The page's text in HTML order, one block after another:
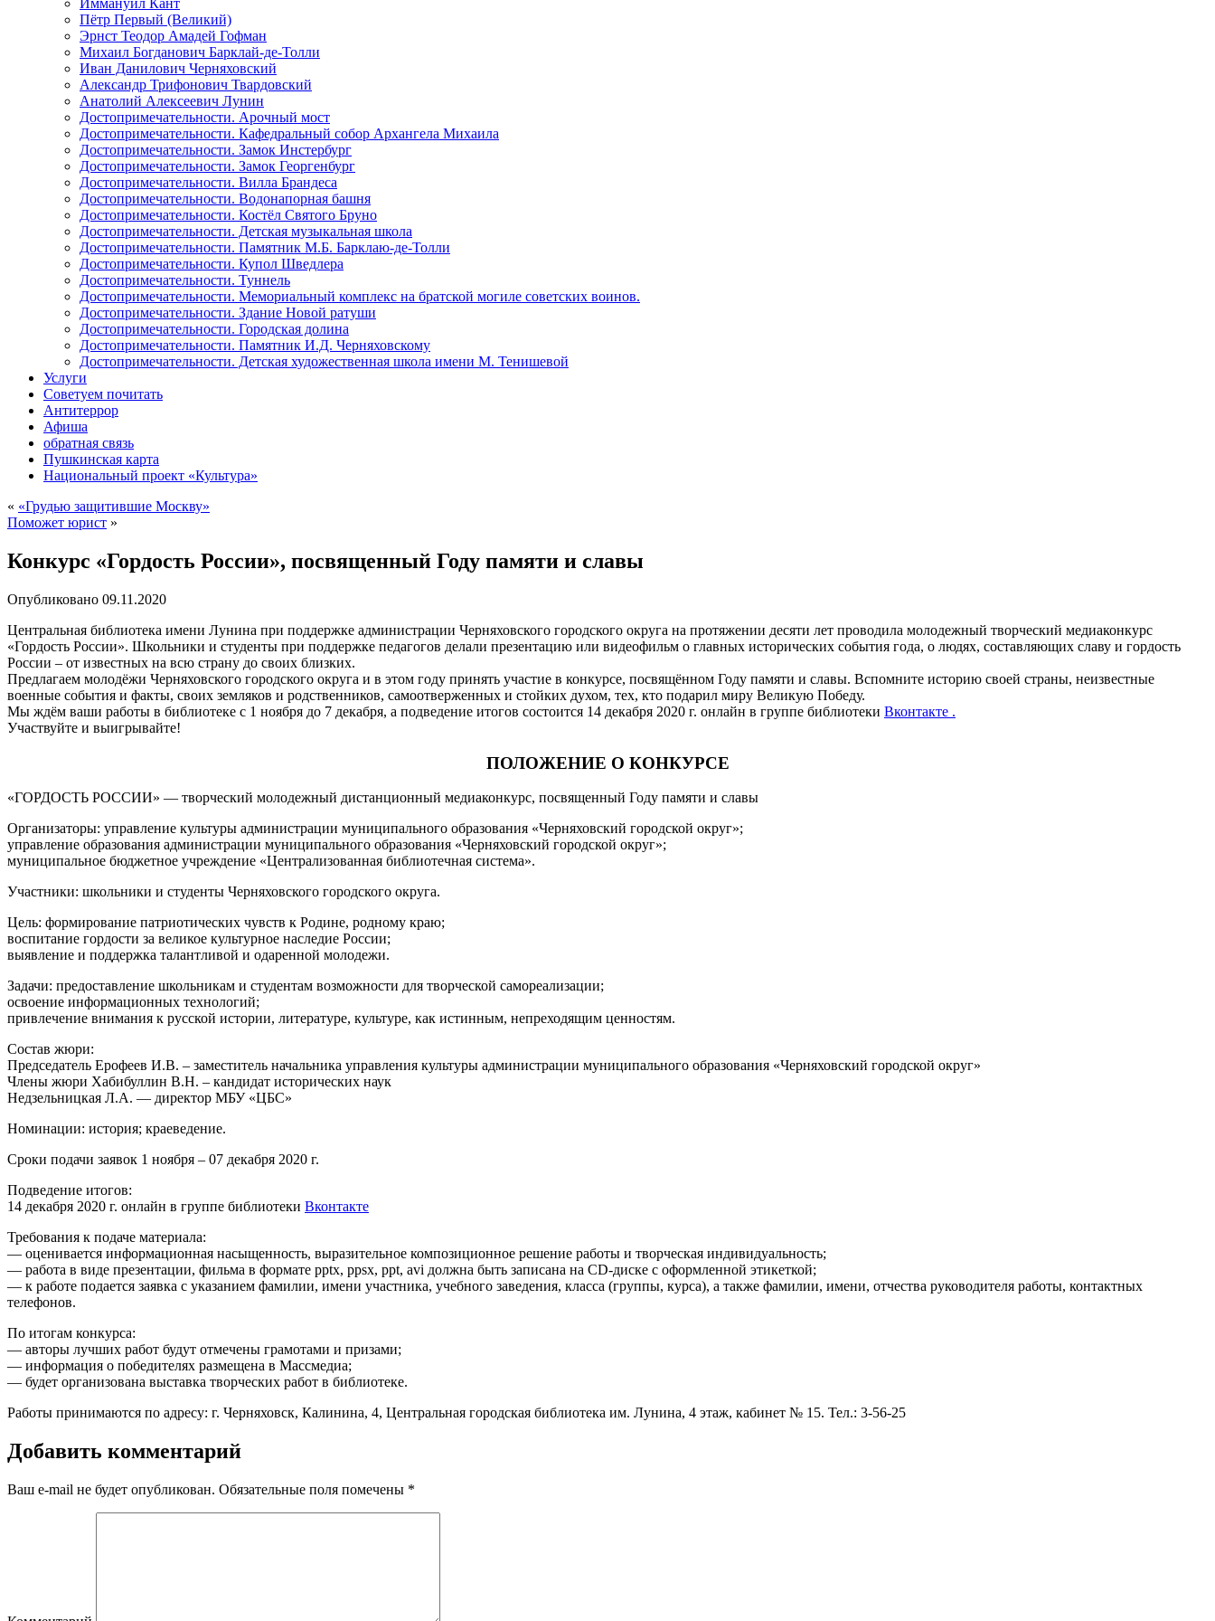
Иммануил Кант
Пётр Первый (Великий)
Эрнст Теодор Амадей Гофман
Михаил Богданович Барклай-де-Толли
Иван Данилович Черняховский
Александр Трифонович Твардовский
Анатолий Алексеевич Лунин
Достопримечательности. Арочный мост
Достопримечательности. Кафедральный собор Архангела Михаила
Достопримечательности. Замок Инстербург
Достопримечательности. Замок Георгенбург
Достопримечательности. Вилла Брандеса
Достопримечательности. Водонапорная башня
Достопримечательности. Костёл Святого Бруно
Достопримечательности. Детская музыкальная школа
Достопримечательности. Памятник М.Б. Барклаю-де-Толли
Достопримечательности. Купол Шведлера
Достопримечательности. Туннель
Достопримечательности. Мемориальный комплекс на братской могиле советских воинов.
Достопримечательности. Здание Новой ратуши
Достопримечательности. Городская долина
Достопримечательности. Памятник И.Д. Черняховскому
Достопримечательности. Детская художественная школа имени М. Тенишевой
Услуги
Советуем почитать
Антитеррор
Афиша
обратная связь
Пушкинская карта
Национальный проект «Культура»
« «Грудью защитившие Москву»
Поможет юрист »
Конкурс «Гордость России», посвященный Году памяти и славы
Опубликовано 09.11.2020
Центральная библиотека имени Лунина при поддержке администрации Черняховского городского округа на протяжении десяти лет проводила молодежный творческий медиаконкурс
«Гордость России». Школьники и студенты при поддержке педагогов делали презентацию или видеофильм о главных исторических события года, о людях, составляющих славу и гордость
России – от известных на всю страну до своих близких.
Предлагаем молодёжи Черняховского городского округа и в этом году принять участие в конкурсе, посвящённом Году памяти и славы. Вспомните историю своей страны, неизвестные
военные события и факты, своих земляков и родственников, самоотверженных и стойких духом, тех, кто подарил миру Великую Победу.
Мы ждём ваши работы в библиотеке с 1 ноября до 7 декабря, а подведение итогов состоится 14 декабря 2020 г. онлайн в группе библиотеки Вконтакте .
Участвуйте и выигрывайте!
ПОЛОЖЕНИЕ О КОНКУРСЕ
«ГОРДОСТЬ РОССИИ» — творческий молодежный дистанционный медиаконкурс, посвященный Году памяти и славы
Организаторы: управление культуры администрации муниципального образования «Черняховский городской округ»;
управление образования администрации муниципального образования «Черняховский городской округ»;
муниципальное бюджетное учреждение «Централизованная библиотечная система».
Участники: школьники и студенты Черняховского городского округа.
Цель: формирование патриотических чувств к Родине, родному краю;
воспитание гордости за великое культурное наследие России;
выявление и поддержка талантливой и одаренной молодежи.
Задачи: предоставление школьникам и студентам возможности для творческой самореализации;
освоение информационных технологий;
привлечение внимания к русской истории, литературе, культуре, как истинным, непреходящим ценностям.
Состав жюри:
Председатель Ерофеев И.В. – заместитель начальника управления культуры администрации муниципального образования «Черняховский городской округ»
Члены жюри Хабибуллин В.Н. – кандидат исторических наук
Недзельницкая Л.А. — директор МБУ «ЦБС»
Номинации: история; краеведение.
Сроки подачи заявок 1 ноября – 07 декабря 2020 г.
Подведение итогов:
14 декабря 2020 г. онлайн в группе библиотеки Вконтакте
Требования к подаче материала:
— оценивается информационная насыщенность, выразительное композиционное решение работы и творческая индивидуальность;
— работа в виде презентации, фильма в формате pptx, ppsx, ppt, avi должна быть записана на CD-диске с оформленной этикеткой;
— к работе подается заявка с указанием фамилии, имени участника, учебного заведения, класса (группы, курса), а также фамилии, имени, отчества руководителя работы, контактных
телефонов.
По итогам конкурса:
— авторы лучших работ будут отмечены грамотами и призами;
— информация о победителях размещена в Массмедиа;
— будет организована выставка творческих работ в библиотеке.
Работы принимаются по адресу: г. Черняховск, Калинина, 4, Центральная городская библиотека им. Лунина, 4 этаж, кабинет № 15. Тел.: 3-56-25
Добавить комментарий
Ваш e-mail не будет опубликован. Обязательные поля помечены *